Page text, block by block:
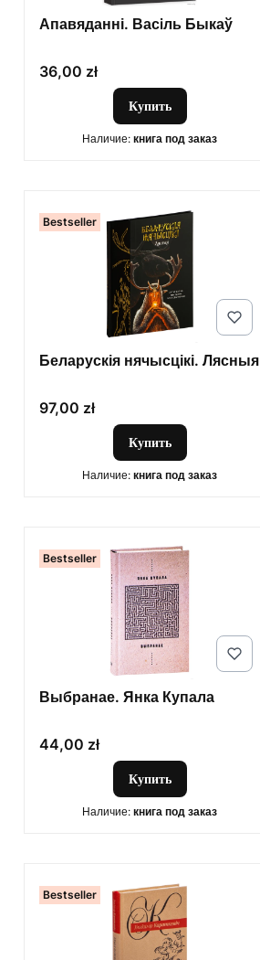
Апавяданні. Васiль Быкаў
Цена
36,00 zł
Купить
Наличие: книга под заказ
Bestseller
Беларускія нячысцікі. Лясныя
Цена
97,00 zł
Купить
Наличие: книга под заказ
Bestseller
Выбранае. Янка Купала
Цена
44,00 zł
Купить
Наличие: книга под заказ
Bestseller